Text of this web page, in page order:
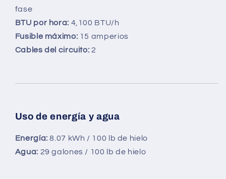
fase
BTU por hora: 4,100 BTU/h
Fusible máximo: 15 amperios
Cables del circuito: 2
Uso de energía y agua
Energía: 8.07 kWh / 100 lb de hielo
Agua: 29 galones / 100 lb de hielo